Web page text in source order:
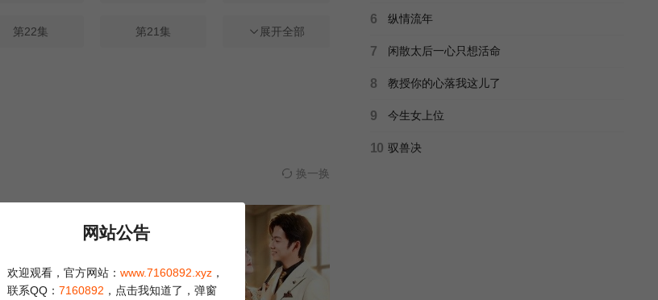
第22集 第21集 第23集
展开全部
换一换
6 纵情流年
7 闲散太后一心只想活命
8 教授你的心落我这儿了
9 今生女上位
10 驭兽决
网站公告
欢迎观看，官方网站： www.7160892.xyz ，
联系QQ： 7160892 ，点击我知道了，弹窗